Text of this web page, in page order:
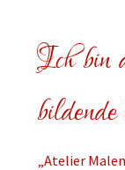
Ich bin
„Atelier